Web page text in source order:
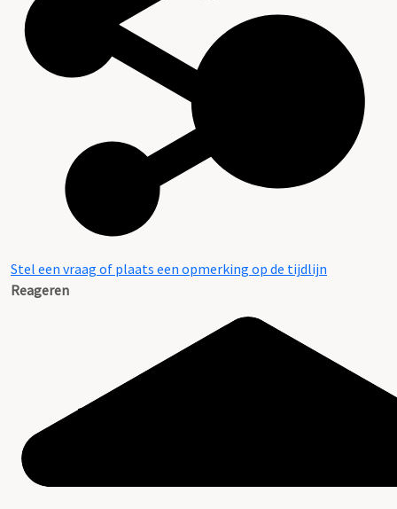
Stel een vraag of plaats een opmerking op de tijdlijn
Reageren